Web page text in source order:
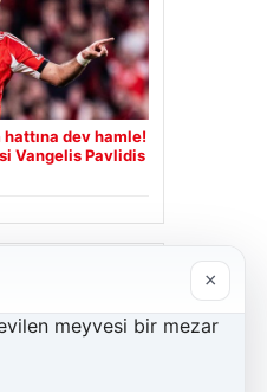
hattına dev hamle!
Vangelis Pavlidis
×